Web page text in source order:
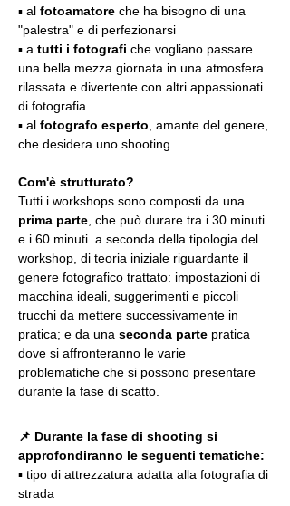
▪️ al fotoamatore che ha bisogno di una
"palestra" e di perfezionarsi
▪️ a tutti i fotografi che vogliano passare
una bella mezza giornata in una atmosfera
rilassata e divertente con altri appassionati
di fotografia
▪️ al fotografo esperto , amante del genere,
che desidera uno shooting
Com'è strutturato?
Tutti i workshops sono composti da una
prima parte , che può durare tra i 30 minuti
e i 60 minuti  a seconda della tipologia del
workshop, di teoria iniziale riguardante il
genere fotografico trattato: impostazioni di
macchina ideali, suggerimenti e piccoli
trucchi da mettere successivamente in
pratica; e da una seconda parte pratica
dove si affronteranno le varie
problematiche che si possono presentare
durante la fase di scatto.
📌 Durante la fase di shooting si
approfondiranno le seguenti tematiche:
▪️ tipo di attrezzatura adatta alla fotografia di
strada